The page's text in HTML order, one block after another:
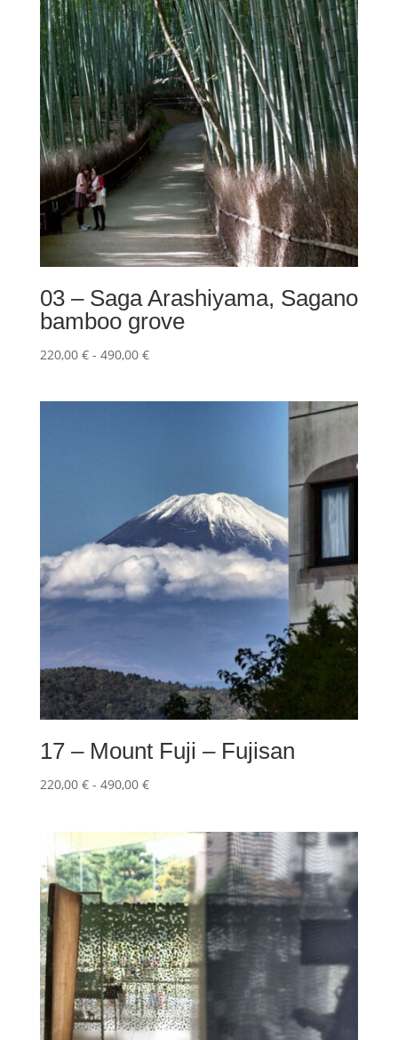
490,00 €
03 – Saga Arashiyama, Sagano
bamboo grove
220,00 € - 490,00 €Fascia
17 – Mount Fuji – Fujisan
220,00 € - 490,00 €Fascia
da
220,00 €
a
490,00 €